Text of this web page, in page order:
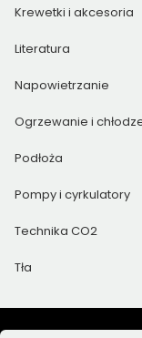
Krewetki i akcesoria
Literatura
Napowietrzanie
Ogrzewanie i
Podłoża
Pompy i cyrkulatory
Technika CO2
Tła